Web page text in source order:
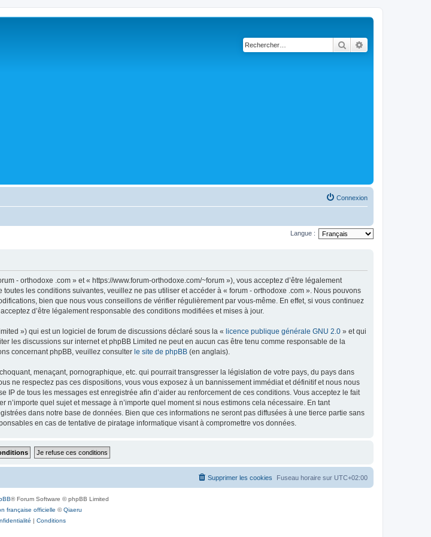
Rechercher
Connexion
Langue :
- orthodoxe .com » et « https://www.forum-orthodoxe.com/~forum »), vous acceptez d’être légalement
les conditions suivantes, veuillez ne pas utiliser et accéder à « forum - orthodoxe .com ». Nous pouvons
bien que nous vous conseillons de vérifier régulièrement par vous-même. En effet, si vous continuez
d’être légalement responsable des conditions modifiées et mises à jour.
») qui est un logiciel de forum de discussions déclaré sous la « licence publique générale GNU 2.0 » et qui
les discussions sur internet et phpBB Limited ne peut en aucun cas être tenu comme responsable de la
concernant phpBB, veuillez consulter le site de phpBB (en anglais).
menaçant, pornographique, etc. qui pourrait transgresser la législation de votre pays, du pays dans
ne respectez pas ces dispositions, vous vous exposez à un bannissement immédiat et définitif et nous nous
IP de tous les messages est enregistrée afin d’aider au renforcement de ces conditions. Vous acceptez le fait
quel sujet et message à n’importe quel moment si nous estimons cela nécessaire. En tant
dans notre base de données. Bien que ces informations ne seront pas diffusées à une tierce partie sans
en cas de tentative de piratage informatique visant à compromettre vos données.
Fuseau horaire sur UTC+02:00
Supprimer les cookies
® Forum Software © phpBB Limited
française officielle ©Qiaeru
| Conditions